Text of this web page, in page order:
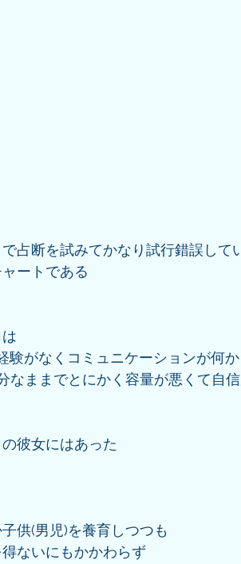
占断を試みてかなり試行錯誤して
ートである
験がなくコミュニケーションが何
なままでとにかく容量が悪くて自
彼女にはあった
供(男児)を養育しつつも
ないにもかかわらず